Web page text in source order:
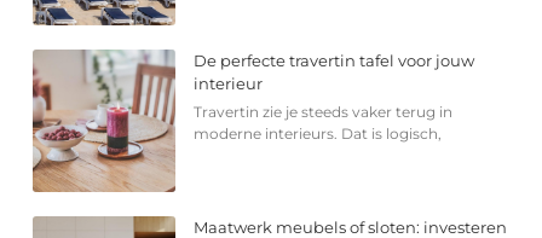
De perfecte travertin tafel voor jouw
interieur
Travertin zie je steeds vaker terug in
moderne interieurs. Dat is logisch,
Maatwerk meubels of sloten: investeren